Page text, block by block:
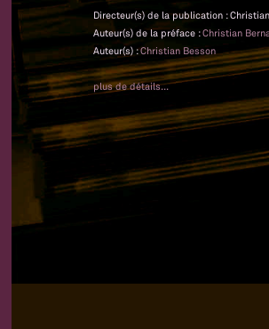
Directeur(s) de la publication :
Auteur(s) de la préface :Christian
Auteur(s) :Christian Besson
plus de détails...